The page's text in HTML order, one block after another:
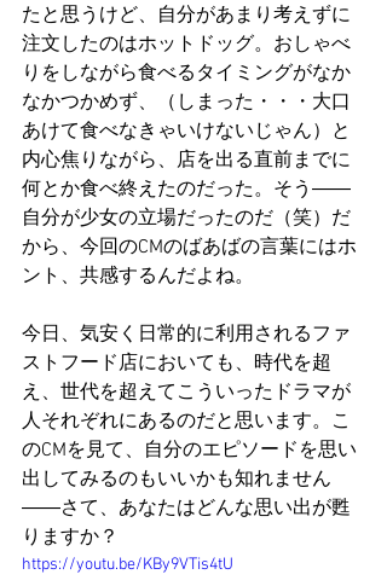
たと思うけど、自分があまり考えずに
注文したのはホットドッグ。おしゃべ
りをしながら食べるタイミングがなか
なかつかめず、（しまった・・・大口
あけて食べなきゃいけないじゃん）と
内心焦りながら、店を出る直前までに
何とか食べ終えたのだった。そう――
自分が少女の立場だったのだ（笑）だ
から、今回のCMのばあばの言葉にはホ
ント、共感するんだよね。
今日、気安く日常的に利用されるファ
ストフード店においても、時代を超
え、世代を超えてこういったドラマが
人それぞれにあるのだと思います。こ
のCMを見て、自分のエピソードを思い
出してみるのもいいかも知れません
――さて、あなたはどんな思い出が甦
りますか？
https://youtu.be/KBy9VTis4tU